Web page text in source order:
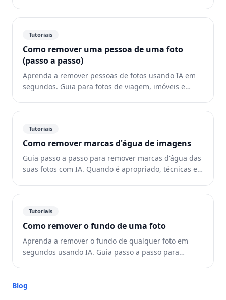
Tutoriais
Como remover uma pessoa de uma foto
(passo a passo)
Aprenda a remover pessoas de fotos usando IA em
segundos. Guia para fotos de viagem, imóveis e
Tutoriais
Como remover marcas d'água de imagens
Guia passo a passo para remover marcas d'água das
suas fotos com IA. Quando é apropriado, técnicas e
Tutoriais
Como remover o fundo de uma foto
Aprenda a remover o fundo de qualquer foto em
segundos usando IA. Guia passo a passo para
Blog